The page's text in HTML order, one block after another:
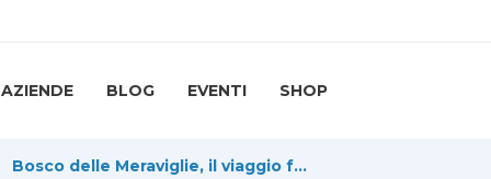
AZIENDE BLOG EVENTI SHOP
Bosco delle Meraviglie, il viaggio fantastico riparte dall'avventura zero